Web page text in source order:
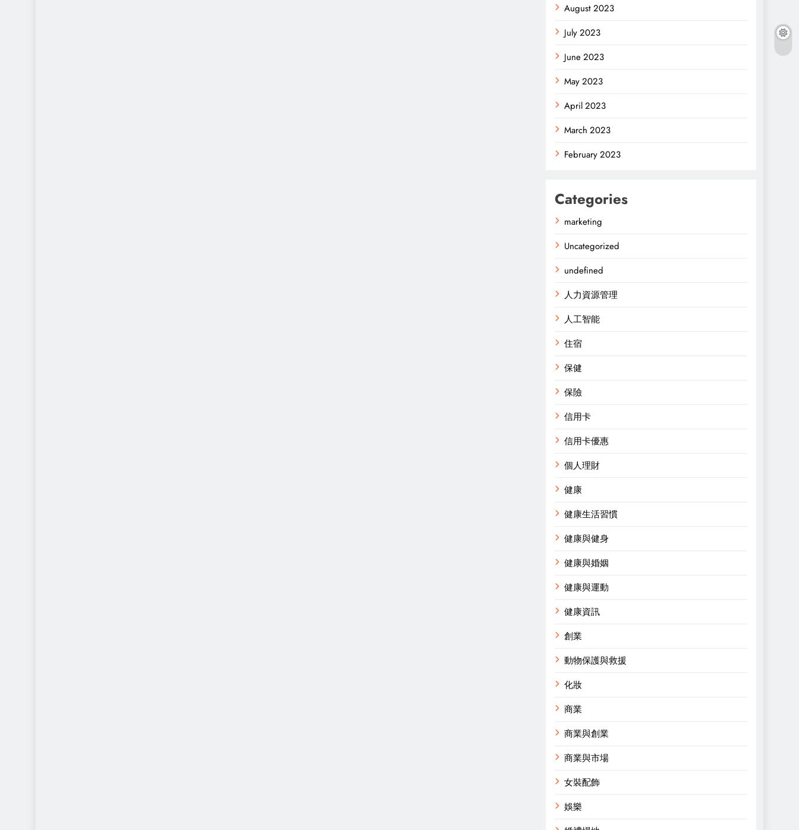
August 2023
July 2023
June 2023
May 2023
April 2023
March 2023
February 2023
Categories
marketing
Uncategorized
undefined
人力資源管理
人工智能
住宿
保健
保險
信用卡
信用卡優惠
個人理財
健康
健康生活習慣
健康與健身
健康與婚姻
健康與運動
健康資訊
創業
動物保護與救援
化妝
商業
商業與創業
商業與市場
女裝配飾
娛樂